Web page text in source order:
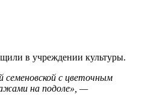
в учреждении культуры.
семеновской с цветочным
на подоле», —